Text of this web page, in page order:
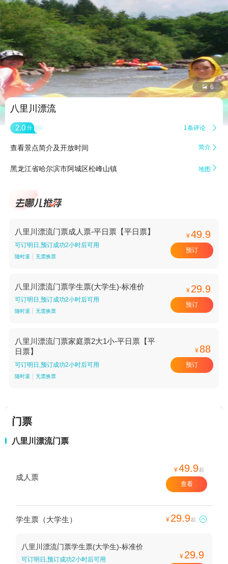
 6
八里川漂流
2.0 分 1条评论 
查看景点简介及开放时间 简介 
黑龙江省哈尔滨市阿城区松峰山镇 地图 
八里川漂流门票成人票-平日票【平日票】
可订明日,预订成功2小时后可用
随时退 无需换票
¥49.9
预订
八里川漂流门票学生票(大学生)-标准价
可订明日,预订成功2小时后可用
随时退 无需换票
¥ 29.9
预订
八里川漂流门票家庭票2大1小-平日票【平
日票】
可订明日,预订成功2小时后可用
随时退 无需换票
¥ 88
预订
门票
八里川漂流门票
成人票
¥49.9起
查看
学生票（大学生） ¥ 29.9起 
八里川漂流门票学生票(大学生)-标准价
可订明日,预订成功2小时后可用 ¥ 29.9
